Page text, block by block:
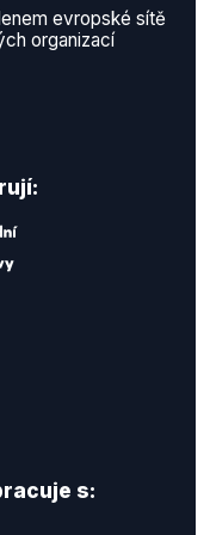
evropské sítě
organizací
s: